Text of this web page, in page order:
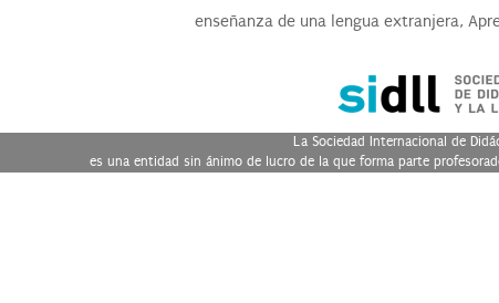
enseñanza de una lengua extranjera,
La Sociedad Internacional de
es una entidad sin ánimo de lucro de la que forma parte